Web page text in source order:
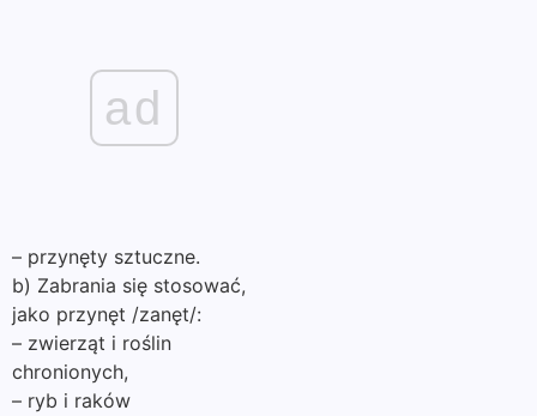
ad
– przynęty sztuczne.
b) Zabrania się stosować,
jako przynęt /zanęt/:
– zwierząt i roślin
chronionych,
– ryb i raków